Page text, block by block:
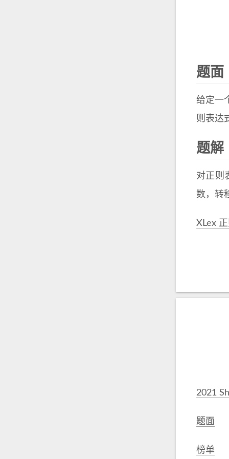
题面
给定一
则表达
题解
对正则
数，转
XLex
2021
题面
榜单